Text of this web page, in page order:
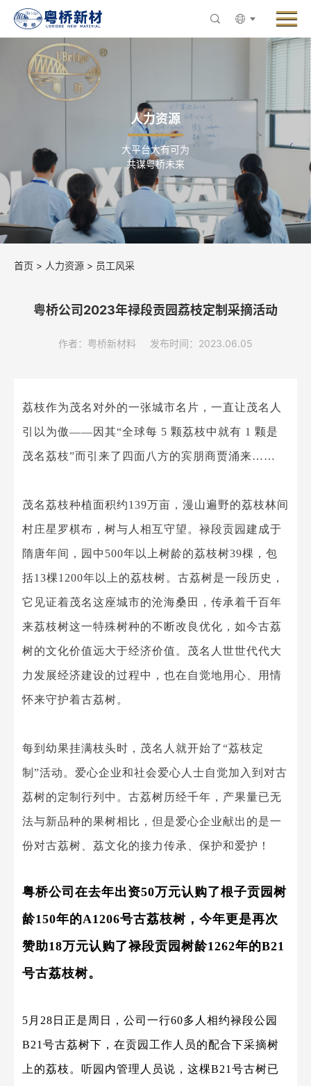
走进粤桥
产品与业务
创新与研发
ESG与可持续发展
人力资源
联系粤桥
人力资源
大平台大有可为
共谋粤桥未来
首页 > 人力资源 > 员工风采
粤桥公司2023年禄段贡园荔枝定制采摘活动
作者：粤桥新材料 发布时间：2023.06.05
荔枝作为茂名对外的一张城市名片，一直让茂名人
引以为傲——因其“全球每 5 颗荔枝中就有 1 颗是
茂名荔枝”而引来了四面八方的宾朋商贾涌来……
茂名荔枝种植面积约139万亩，漫山遍野的荔枝林间
村庄星罗棋布，树与人相互守望。禄段贡园建成于
隋唐年间，园中500年以上树龄的荔枝树39棵，包
括13棵1200年以上的荔枝树。古荔树是一段历史，
它见证着茂名这座城市的沧海桑田，传承着千百年
来荔枝树这一特殊树种的不断改良优化，如今古荔
树的文化价值远大于经济价值。茂名人世世代代大
力发展经济建设的过程中，也在自觉地用心、用情
怀来守护着古荔树。
每到幼果挂满枝头时，茂名人就开始了“荔枝定
制”活动。爱心企业和社会爱心人士自觉加入到对古
荔树的定制行列中。古荔树历经千年，产果量已无
法与新品种的果树相比，但是爱心企业献出的是一
份对古荔树、荔文化的接力传承、保护和爱护！
粤桥公司在去年出资50万元认购了根子贡园树
龄150年的A1206号古荔枝树，今年更是再次
赞助18万元认购了禄段贡园树龄1262年的B21
号古荔枝树。
5月28日正是周日，公司一行60多人相约禄段公园
B21号古荔树下，在贡园工作人员的配合下采摘树
上的荔枝。听园内管理人员说，这棵B21号古树已